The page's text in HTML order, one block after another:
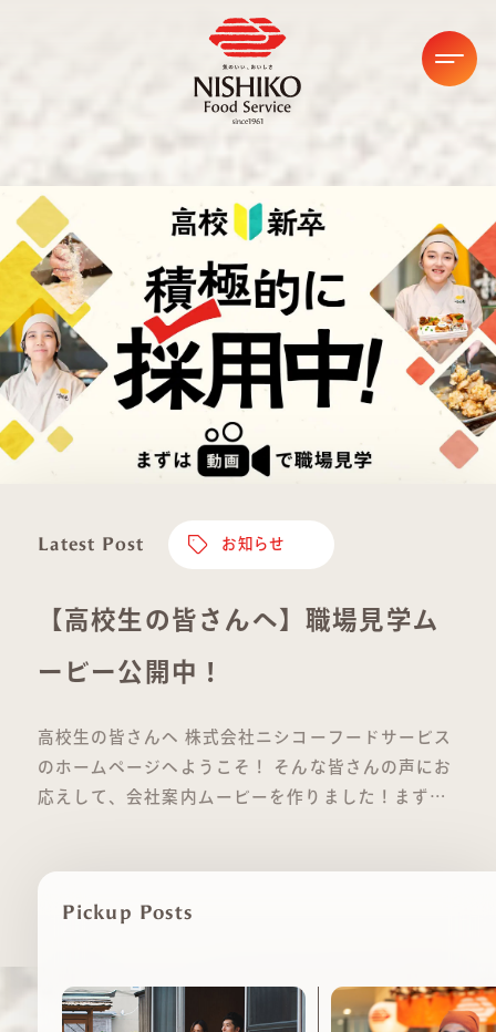
Latest Post お知らせ
【高校生の皆さんへ】職場見学ム
ービー公開中！
高校生の皆さんへ 株式会社ニシコーフードサービス
のホームページへようこそ！ そんな皆さんの声にお
応えして、会社案内ムービーを作りました！まずは
Pickup Posts